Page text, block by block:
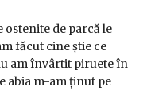
ostenite de parcă le
făcut cine știe ce
am învârtit piruete în
abia m-am ținut pe